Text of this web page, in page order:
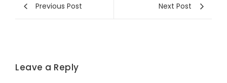
Previous Post Next Post
Leave a Reply